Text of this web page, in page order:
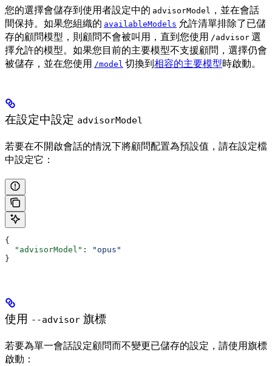
您的選擇會儲存到使用者設定中的 advisorModel
，並在會話
間保持。如果您組織的 availableModels 允許清單排除了已儲
存的顧問模型，則顧問不會被叫用，直到您使用 /advisor 選
擇允許的模型。如果您目前的主要模型不支援顧問，選擇仍會
被儲存，並在您使用 /model 切換到相容的主要模型時啟動。
在設定中設定 advisorModel
若要在不開啟會話的情況下將顧問配置為預設值，請在設定檔
中設定它：
{
  "advisorModel"
:
"opus"
}
使用 --advisor旗標
若要為單一會話設定顧問而不變更已儲存的設定，請使用旗標
啟動：